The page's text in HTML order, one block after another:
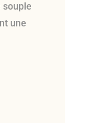
souple
une